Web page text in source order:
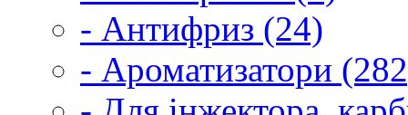
- Антифриз (24)
- Ароматизатори